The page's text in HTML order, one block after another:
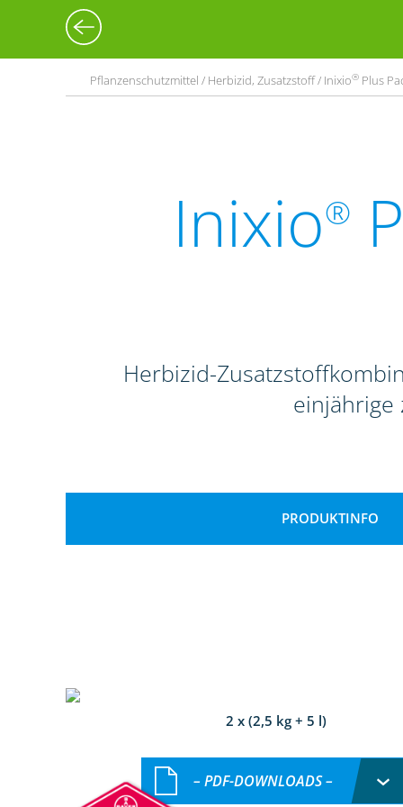
Pflanzenschutzmittel / Herbizid, Zusatzstoff / Inixio® Plus
Inixio®
Herbizid-
einjährige
PRODUKTINFO
2 x (2,5 kg + 5 l)
– PDF-DOWNLOADS –